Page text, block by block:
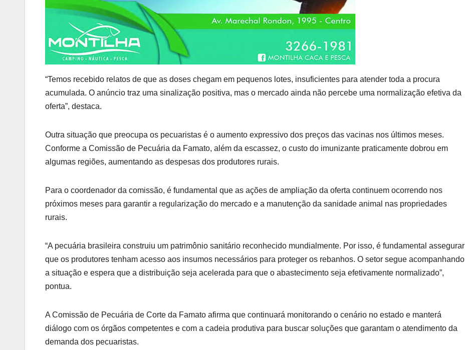
“Temos recebido relatos de que as doses chegam em pequenos lotes, insuficientes para atender toda a procura
acumulada. O anúncio traz uma sinalização positiva, mas o mercado ainda não percebe uma normalização efetiva da
oferta”, destaca.
Outra situação que preocupa os pecuaristas é o aumento expressivo dos preços das vacinas nos últimos meses.
Conforme a Comissão de Pecuária da Famato, além da escassez, o custo do imunizante praticamente dobrou em
algumas regiões, aumentando as despesas dos produtores rurais.
Para o coordenador da comissão, é fundamental que as ações de ampliação da oferta continuem ocorrendo nos
próximos meses para garantir a regularização do mercado e a manutenção da sanidade animal nas propriedades
rurais.
“A pecuária brasileira construiu um patrimônio sanitário reconhecido mundialmente. Por isso, é fundamental assegurar
que os produtores tenham acesso aos insumos necessários para proteger os rebanhos. O setor segue acompanhando
a situação e espera que a distribuição seja acelerada para que o abastecimento seja efetivamente normalizado”,
pontua.
A Comissão de Pecuária de Corte da Famato afirma que continuará monitorando o cenário no estado e manterá
diálogo com os órgãos competentes e com a cadeia produtiva para buscar soluções que garantam o atendimento da
demanda dos pecuaristas.